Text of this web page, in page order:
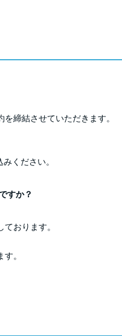
締結させていただきます。
ください。
すか？
おります。
。